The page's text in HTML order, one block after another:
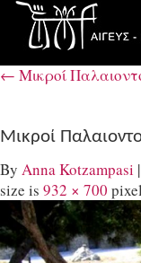
← Μικροί
Μικροί
By Anna Kotzampasi |
size is 932 × 700